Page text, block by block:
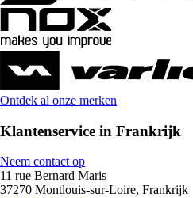
Ontdek al onze merken
Klantenservice in Frankrijk
Neem contact op
11 rue Bernard Maris
37270 Montlouis-sur-Loire, Frankrijk